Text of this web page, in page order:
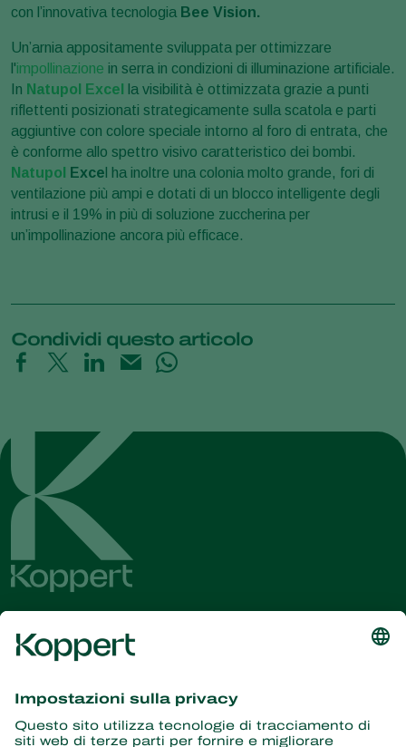
con l’innovativa tecnologia Bee Vision.
Un’arnia appositamente sviluppata per ottimizzare
l'impollinazione in serra in condizioni di illuminazione artificiale.
In Natupol Excel
la visibilità è ottimizzata grazie a punti
riflettenti posizionati strategicamente sulla scatola e parti
aggiuntive con colore speciale intorno al foro di entrata, che
è conforme allo spettro visivo caratteristico dei bombi.
Natupol
Exce l ha inoltre una colonia molto grande, fori di
ventilazione più ampi e dotati di un blocco intelligente degli
intrusi e il 19% in più di soluzione zuccherina per
un’impollinazione ancora più efficace.
Condividi questo articolo
Ricevi le ultime novità e
informazioni
Iscriviti qui